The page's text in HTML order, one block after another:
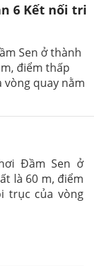
6 Kết nối tri
Sen ở thành
điểm thấp
vòng quay nằm
Đầm Sen ở
là 60 m, điểm
trục của vòng